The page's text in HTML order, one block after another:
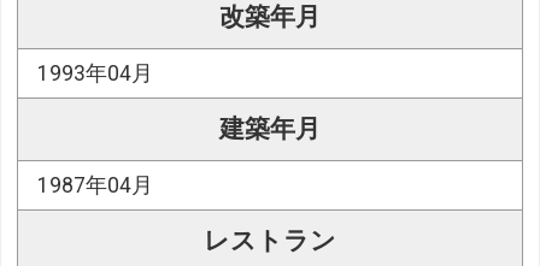
改築年月
1993年04月
建築年月
1987年04月
レストラン